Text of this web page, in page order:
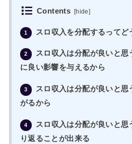
Contents [hide]
1 スロ収入を分配するってど
2
スロ収入は分配が良いと
に良い影響を与えるから
3
スロ収入は分配が良いと
がるから
4
スロ収入は分配が良いと
り返ることが出来る